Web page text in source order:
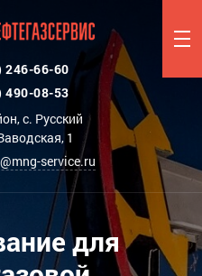
246-66-60
490-08-53
с. Русский
1
service.ru
для